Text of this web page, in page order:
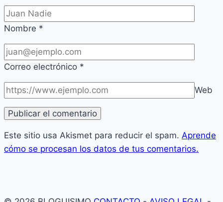
Nombre *
Correo electrónico *
Web
Este sitio usa Akismet para reducir el spam. Aprende
cómo se procesan los datos de tus comentarios.